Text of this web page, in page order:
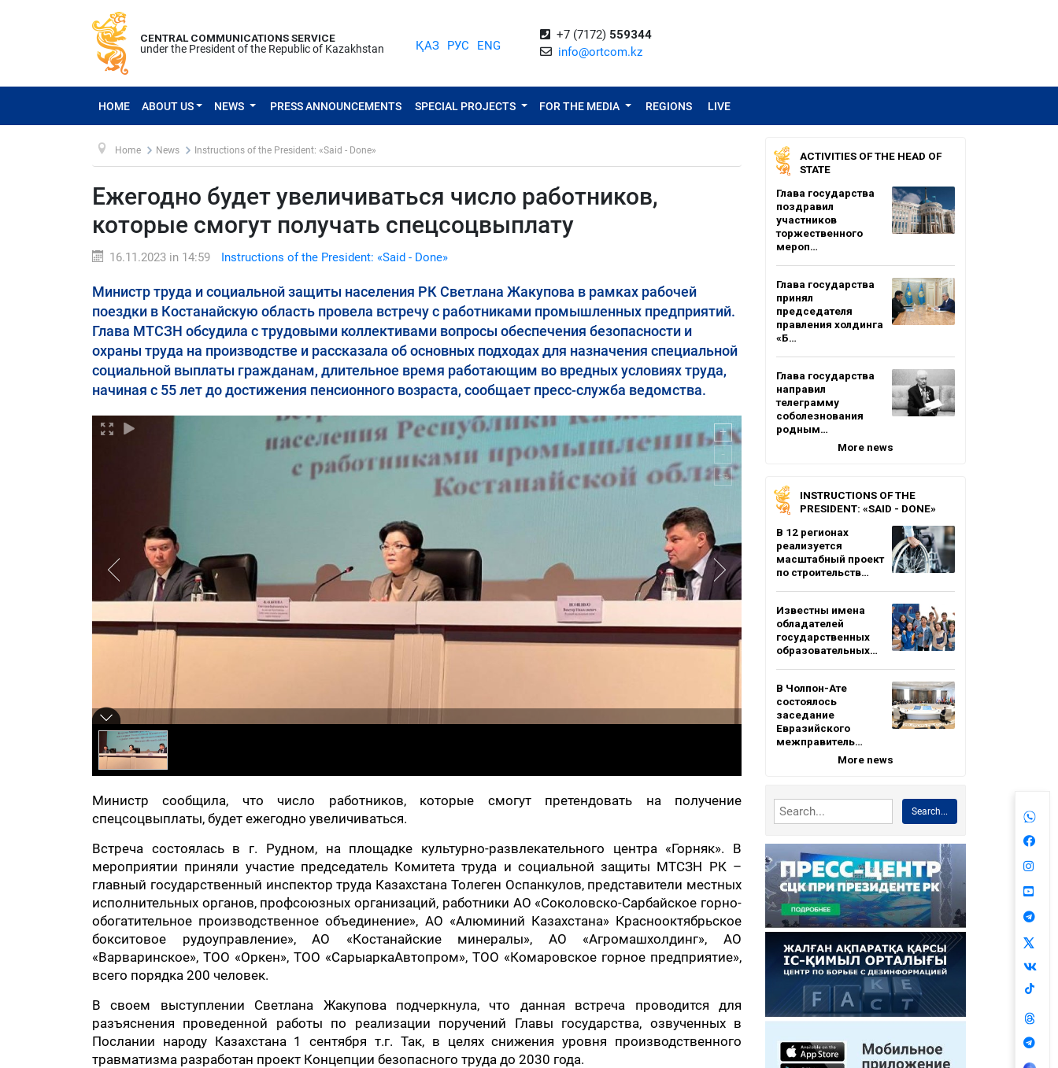
CENTRAL COMMUNICATIONS SERVICE
under the President of the Republic of Kazakhstan
ҚАЗ РУС ENG
+7 (7172) 559344
info@ortcom.kz
HOME ABOUT US NEWS PRESS ANNOUNCEMENTS SPECIAL PROJECTS FOR THE MEDIA REGIONS LIVE
Home News Instructions of the President: «Said - Done»
Ежегодно будет увеличиваться число работников,
которые смогут получать спецсоцвыплату
16.11.2023 in 14:59 Instructions of the President: «Said - Done»
Министр труда и социальной защиты населения РК Светлана Жакупова в рамках рабочей
поездки в Костанайскую область провела встречу с работниками промышленных предприятий.
Глава МТСЗН обсудила с трудовыми коллективами вопросы обеспечения безопасности и
охраны труда на производстве и рассказала об основных подходах для назначения специальной
социальной выплаты гражданам, длительное время работающим во вредных условиях труда,
начиная с 55 лет до достижения пенсионного возраста, сообщает пресс-служба ведомства.
Министр сообщила, что число работников, которые смогут претендовать на получение
спецсоцвыплаты, будет ежегодно увеличиваться.
Встреча состоялась в г. Рудном, на площадке культурно-развлекательного центра «Горняк». В
мероприятии приняли участие председатель Комитета труда и социальной защиты МТСЗН РК –
главный государственный инспектор труда Казахстана Толеген Оспанкулов, представители местных
исполнительных органов, профсоюзных организаций, работники АО «Соколовско-Сарбайское горно-
обогатительное производственное объединение», АО «Алюминий Казахстана» Краснооктябрьское
бокситовое рудоуправление», АО «Костанайские минералы», АО «Агромашхолдинг», АО
«Варваринское», ТОО «Оркен», ТОО «СарыаркаАвтопром», ТОО «Комаровское горное предприятие»,
всего порядка 200 человек.
В своем выступлении Светлана Жакупова подчеркнула, что данная встреча проводится для
разъяснения проведенной работы по реализации поручений Главы государства, озвученных в
Послании народу Казахстана 1 сентября т.г. Так, в целях снижения уровня производственного
травматизма разработан проект Концепции безопасного труда до 2030 года.
ACTIVITIES OF THE HEAD OF
STATE
Глава государства
поздравил
участников
торжественного
мероп…
Глава государства
принял
председателя
правления холдинга
«Б…
Глава государства
направил
телеграмму
соболезнования
родным…
More news
INSTRUCTIONS OF THE
PRESIDENT: «SAID - DONE»
В 12 регионах
реализуется
масштабный проект
по строительств…
Известны имена
обладателей
государственных
образовательных…
В Чолпон-Ате
состоялось
заседание
Евразийского
межправитель…
More news
Search...